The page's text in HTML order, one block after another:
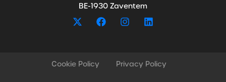
BE-1930 Zaventem
Cookie Policy Privacy Policy